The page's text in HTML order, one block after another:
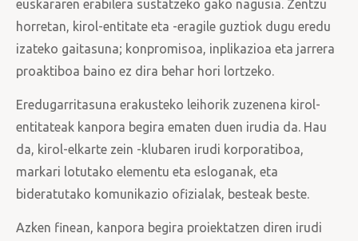
euskararen erabilera sustatzeko gako nagusia. Zentzu
horretan, kirol-entitate eta -eragile guztiok dugu eredu
izateko gaitasuna; konpromisoa, inplikazioa eta jarrera
proaktiboa baino ez dira behar hori lortzeko.
Eredugarritasuna erakusteko leihorik zuzenena kirol-
entitateak kanpora begira ematen duen irudia da. Hau
da, kirol-elkarte zein -klubaren irudi korporatiboa,
markari lotutako elementu eta esloganak, eta
bideratutako komunikazio ofizialak, besteak beste.
Azken finean, kanpora begira proiektatzen diren irudi